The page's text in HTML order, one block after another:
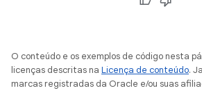
O conteúdo e os exemplos de código nesta
licenças descritas na Licença de conteúdo.
marcas registradas da Oracle e/ou suas